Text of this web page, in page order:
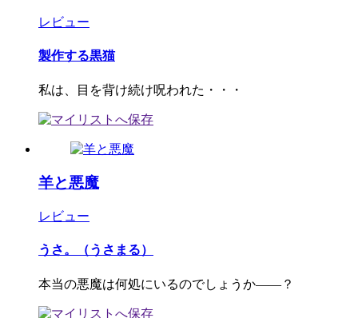
レビュー
製作する黒猫
私は、目を背け続け呪われた・・・
羊と悪魔
レビュー
うさ。（うさまる）
本当の悪魔は何処にいるのでしょうか――？